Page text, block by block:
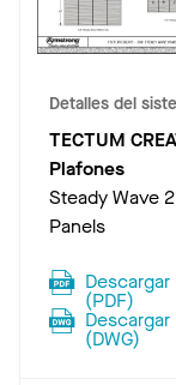
Detalles del
TECTUM
Plafones
Steady Wave
Panels
Descargar
(PDF)
Descargar
(DWG)